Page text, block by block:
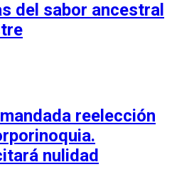
del sabor ancestral
reelección
nulidad